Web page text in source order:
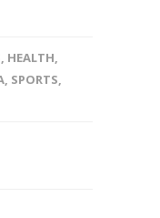
, HEALTH,
, SPORTS,